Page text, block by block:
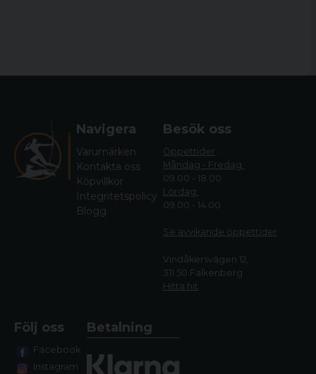
Navigera
Varumärken
Kontakta oss
Köpvillkor
Integritetspolicy
Blogg
Besök oss
Öppettider
Måndag - Fredag:
09.00 - 18.00
Lördag:
09.00 - 14.00
Se avvikande öppettider
Vindåkersvägen 12,
311 50 Falkenberg
Hitta hit
Följ oss
Facebook
Instagram
Betalning